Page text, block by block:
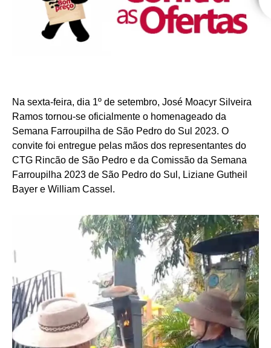
Na sexta-feira, dia 1º de setembro, José Moacyr Silveira
Ramos tornou-se oficialmente o homenageado da
Semana Farroupilha de São Pedro do Sul 2023. O
convite foi entregue pelas mãos dos representantes do
CTG Rincão de São Pedro e da Comissão da Semana
Farroupilha 2023 de São Pedro do Sul, Liziane Gutheil
Bayer e William Cassel.